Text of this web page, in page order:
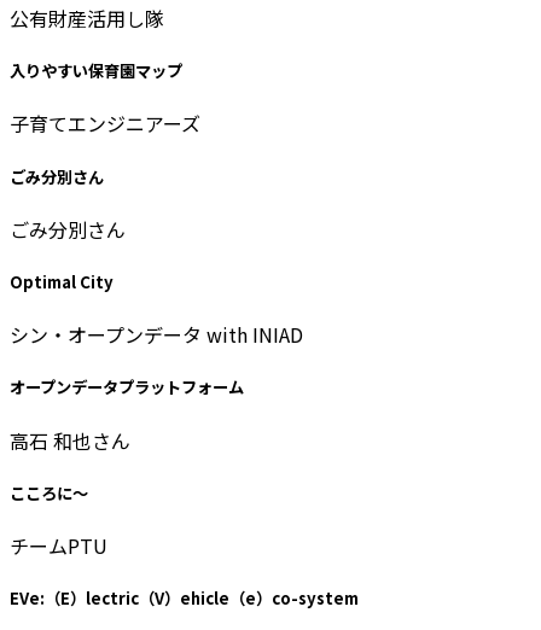
公有財産活用し隊
入りやすい保育園マップ
子育てエンジニアーズ
ごみ分別さん
ごみ分別さん
Optimal City
シン・オープンデータ with INIAD
オープンデータプラットフォーム
高石 和也さん
こころに～
チームPTU
EVe:（E）lectric（V）ehicle（e）co-system